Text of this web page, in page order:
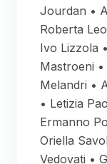
Jourdan •
Roberta
Ivo Lizzola
Mastroeni
Melandri •
• Letizia
Ermanno
Oriella
Vedovati •